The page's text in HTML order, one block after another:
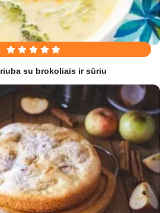
su brokoliais ir sūriu